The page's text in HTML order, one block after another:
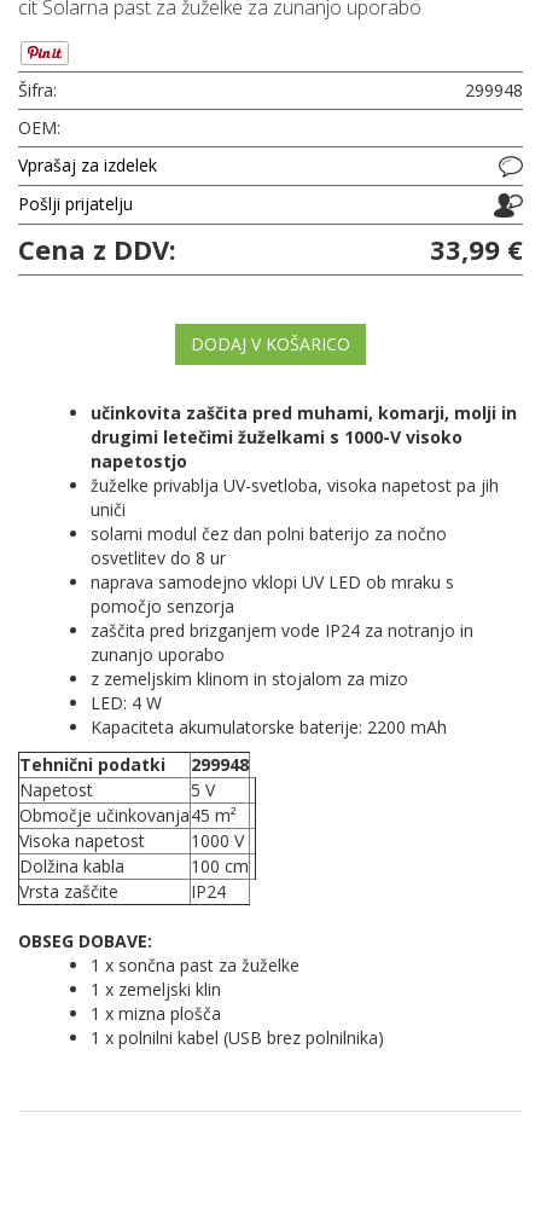
cit Solarna past za žuželke za zunanjo uporabo
Šifra:
299948
OEM:
Vprašaj za izdelek
Pošlji prijatelju
Cena z DDV: 33,99 €
DODAJ V KOŠARICO
učinkovita zaščita pred muhami, komarji, molji in
drugimi letečimi žuželkami s 1000-V visoko
napetostjo
žuželke privablja UV-svetloba, visoka napetost pa jih
uniči
solarni modul čez dan polni baterijo za nočno
osvetlitev do 8 ur
naprava samodejno vklopi UV LED ob mraku s
pomočjo senzorja
zaščita pred brizganjem vode IP24 za notranjo in
zunanjo uporabo
z zemeljskim klinom in stojalom za mizo
LED: 4 W
Kapaciteta akumulatorske baterije: 2200 mAh
Tehnični podatki
299948
Napetost
5 V
Območje učinkovanja45 m²
Visoka napetost
1000 V
Dolžina kabla
100 cm
Vrsta zaščite
IP24
OBSEG DOBAVE:
1 x sončna past za žuželke
1 x zemeljski klin
1 x mizna plošča
1 x polnilni kabel (USB brez polnilnika)